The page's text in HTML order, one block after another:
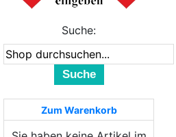
Suche:
Suche
Zum Warenkorb